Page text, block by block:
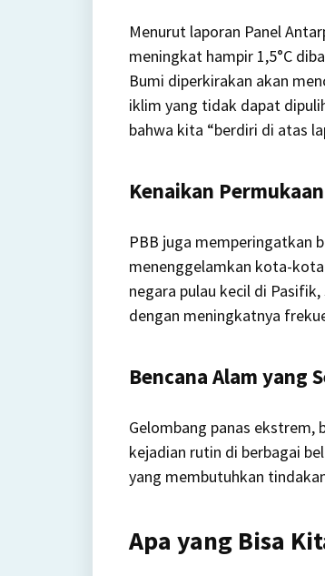
Menurut laporan Panel
meningkat hampir 1,5°C
Bumi diperkirakan akan
iklim yang tidak dapat
bahwa kita “berdiri di atas
Kenaikan
PBB juga memperingatkan
menenggelamkan kota-
negara pulau kecil di
dengan meningkatnya
Bencana Alam yang
Gelombang panas ekstrem,
kejadian rutin di berbagai
yang membutuhkan
Apa yang Bisa